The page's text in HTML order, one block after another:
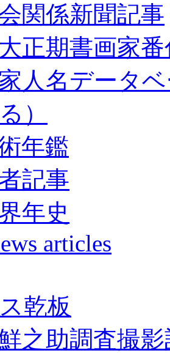
関係新聞記事
正期書画家
人名データ
）
年鑑
記事
年史
articles
乾板
之助調査撮